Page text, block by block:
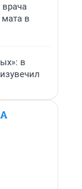
врача
в
в